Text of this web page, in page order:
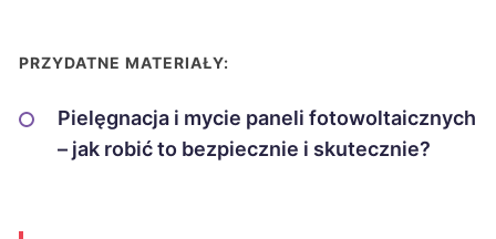
PRZYDATNE MATERIAŁY:
Pielęgnacja i mycie paneli fotowoltaicznych
– jak robić to bezpiecznie i skutecznie?